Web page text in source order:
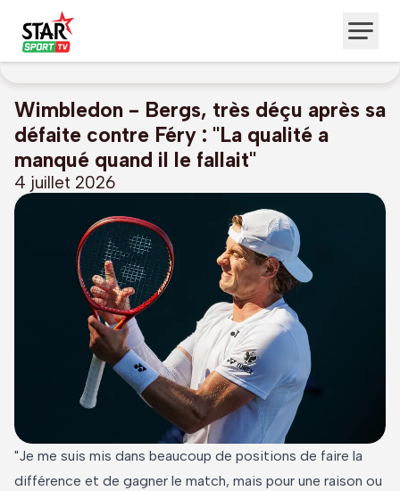
Wimbledon - Bergs, très déçu après sa
défaite contre Féry : "La qualité a
manqué quand il le fallait"
4 juillet 2026
"Je me suis mis dans beaucoup de positions de faire la
différence et de gagner le match, mais pour une raison ou